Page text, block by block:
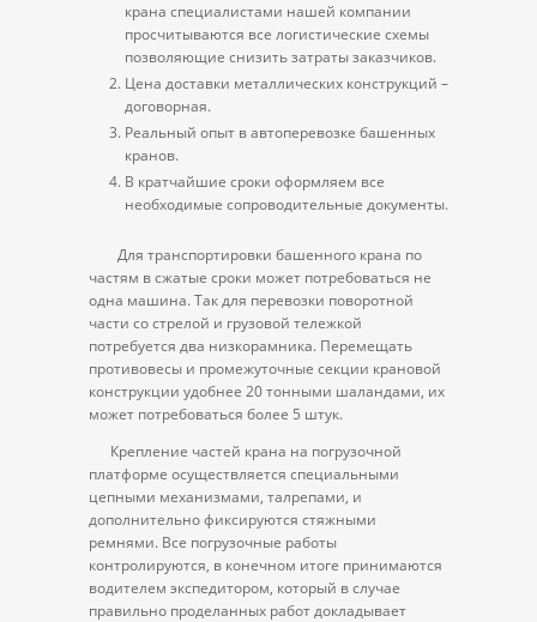
крана специалистами нашей компании
просчитываются все логистические схемы
позволяющие снизить затраты заказчиков.
Цена доставки металлических конструкций –
договорная.
Реальный опыт в автоперевозке башенных
кранов.
В кратчайшие сроки оформляем все
необходимые сопроводительные документы.
Для транспортировки башенного крана по
частям в сжатые сроки может потребоваться не
одна машина. Так для перевозки поворотной
части со стрелой и грузовой тележкой
потребуется два низкорамника. Перемещать
противовесы и промежуточные секции крановой
конструкции удобнее 20 тонными шаландами, их
может потребоваться более 5 штук.
Крепление частей крана на погрузочной
платформе осуществляется специальными
цепными механизмами, талрепами, и
дополнительно фиксируются стяжными
ремнями. Все погрузочные работы
контролируются, в конечном итоге принимаются
водителем экспедитором, который в случае
правильно проделанных работ докладывает